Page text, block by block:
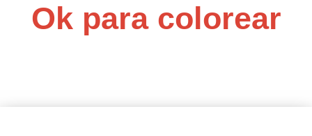
Ok para colorear